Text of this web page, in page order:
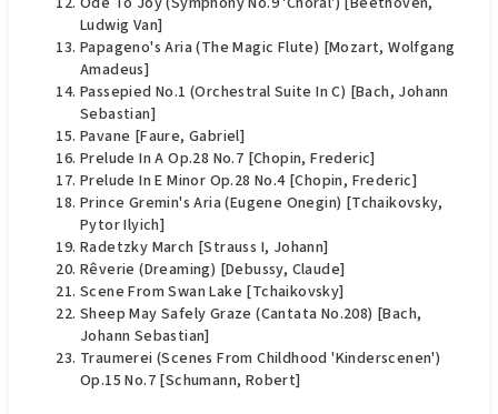
Ludwig Van]
Papageno's Aria (The Magic Flute) [Mozart, Wolfgang
Amadeus]
Passepied No.1 (Orchestral Suite In C) [Bach, Johann
Sebastian]
Pavane [Faure, Gabriel]
Prelude In A Op.28 No.7 [Chopin, Frederic]
Prelude In E Minor Op.28 No.4 [Chopin, Frederic]
Prince Gremin's Aria (Eugene Onegin) [Tchaikovsky,
Pytor Ilyich]
Radetzky March [Strauss I, Johann]
Rêverie (Dreaming) [Debussy, Claude]
Scene From Swan Lake [Tchaikovsky]
Sheep May Safely Graze (Cantata No.208) [Bach,
Johann Sebastian]
Traumerei (Scenes From Childhood 'Kinderscenen')
Op.15 No.7 [Schumann, Robert]